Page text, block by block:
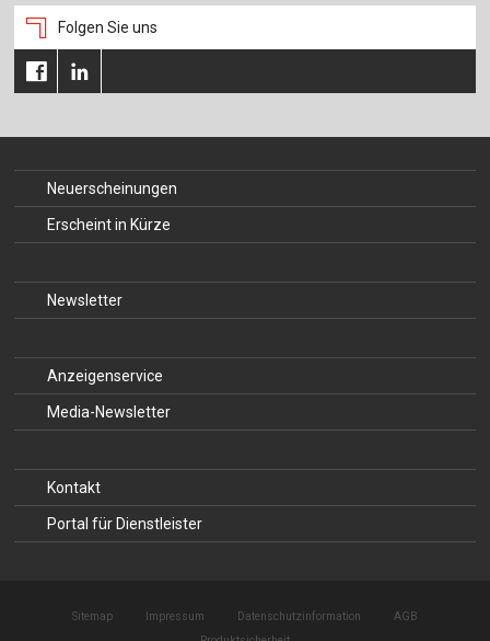
Folgen Sie uns
Neuerscheinungen
Erscheint in Kürze
Newsletter
Anzeigenservice
Media-Newsletter
Kontakt
Portal für Dienstleister
Sitemap Impressum Datenschutzinformation
AGB